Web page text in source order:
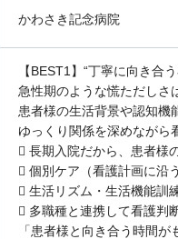
かわさき記念病院
【BEST1】“丁寧に向き合
急性期のような慌ただしさ
患者様の生活背景や認知機
ゆっくり関係を深めながら
 ⾧期入院だから、患者様
 個別ケア（看護計画に沿
 生活リズム・生活機能訓
 多職種と連携して看護判
「患者様と向き合う時間が